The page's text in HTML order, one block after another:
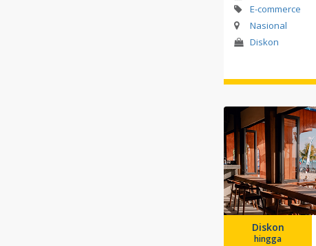
E-commerce
Nasional
Diskon
Diskon
hingga